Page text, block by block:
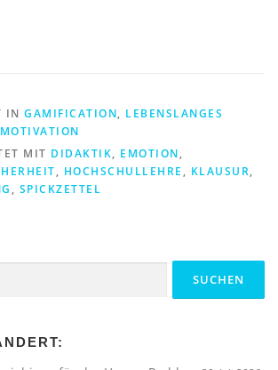
IN GAMIFICATION, LEBENSLANGES
MOTIVATION
MIT DIDAKTIK, EMOTION,
, HOCHSCHULLEHRE , KLAUSUR,
, SPICKZETTEL